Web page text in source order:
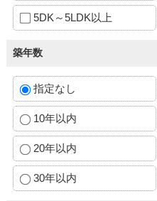
5DK～5LDK以上
築年数
指定なし
10年以内
20年以内
30年以内